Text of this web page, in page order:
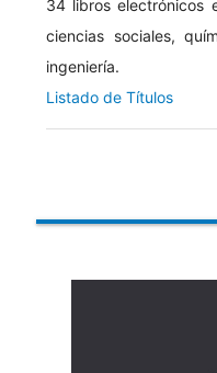
34 libros electrónicos
ciencias sociales,
ingeniería.
Listado de Títulos